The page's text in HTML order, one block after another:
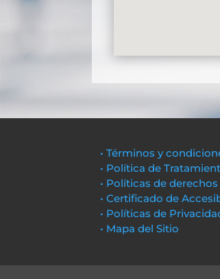
• Términos y
• Política de
• Políticas de
• Certificado de
• Políticas de
• Mapa del Sitio